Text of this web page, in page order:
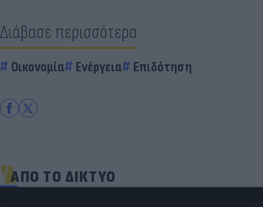
Διάβασε περισσότερα
Οικονομία Ενέργεια Επιδότηση
ΑΠΟ ΤΟ ΔΙΚΤΥΟ